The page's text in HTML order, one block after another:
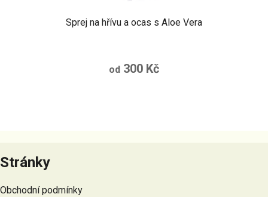
Sprej na hřívu a ocas s Aloe Vera
od 300 Kč
á
p
a
Stránky
Obchodní podmínky